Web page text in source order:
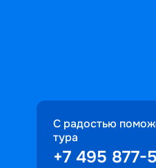
С радостью
тура
+7 495 877-